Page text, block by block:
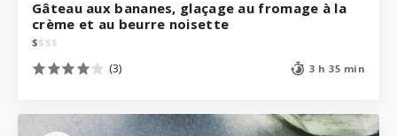
Gâteau aux bananes, glaçage au fromage à la
crème et au beurre noisette
$$ $$
(3) 3 h 35 min